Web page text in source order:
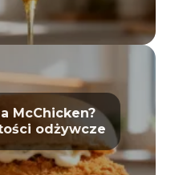
McChicken?
odżywcze